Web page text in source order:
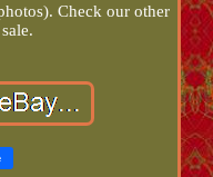
Check our other